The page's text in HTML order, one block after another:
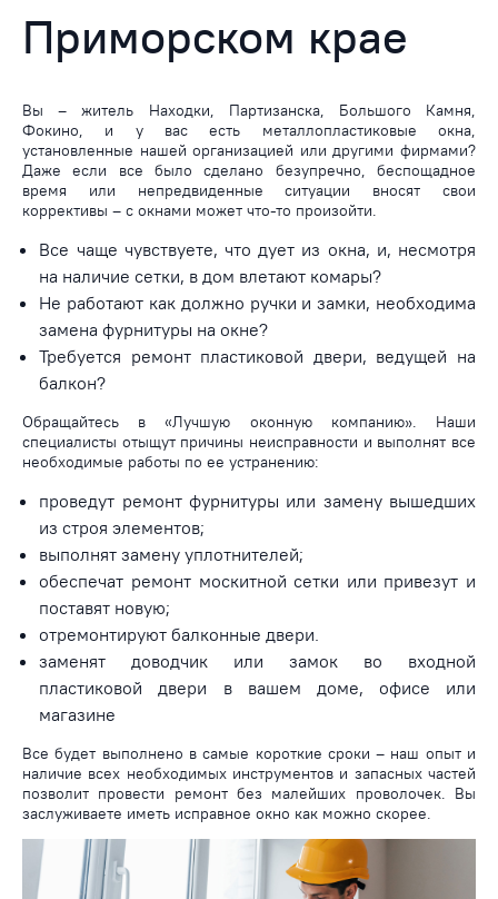
Приморском крае
Вы – житель Находки, Партизанска, Большого Камня,
Фокино, и у вас есть металлопластиковые окна,
установленные нашей организацией или другими фирмами?
Даже если все было сделано безупречно, беспощадное
время или непредвиденные ситуации вносят свои
коррективы – с окнами может что-то произойти.
Все чаще чувствуете, что дует из окна, и, несмотря
на наличие сетки, в дом влетают комары?
Не работают как должно ручки и замки, необходима
замена фурнитуры на окне?
Требуется ремонт пластиковой двери, ведущей на
балкон?
Обращайтесь в «Лучшую оконную компанию». Наши
специалисты отыщут причины неисправности и выполнят все
необходимые работы по ее устранению:
проведут ремонт фурнитуры или замену вышедших
из строя элементов;
выполнят замену уплотнителей;
обеспечат ремонт москитной сетки или привезут и
поставят новую;
отремонтируют балконные двери.
заменят доводчик или замок во входной
пластиковой двери в вашем доме, офисе или
магазине
Все будет выполнено в самые короткие сроки – наш опыт и
наличие всех необходимых инструментов и запасных частей
позволит провести ремонт без малейших проволочек. Вы
заслуживаете иметь исправное окно как можно скорее.